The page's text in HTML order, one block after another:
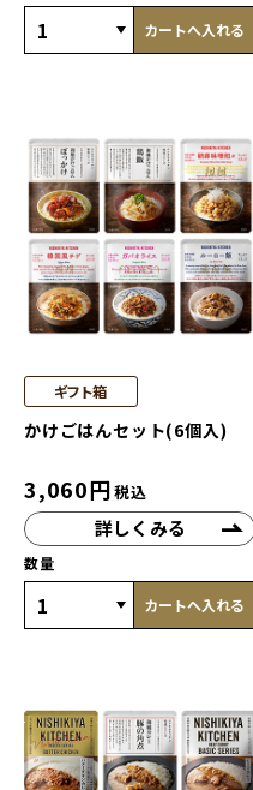
カートへ入れる
ギフト箱
かけごはんセット(6個入)
3,060円税込
詳しくみる
数量
カートへ入れる